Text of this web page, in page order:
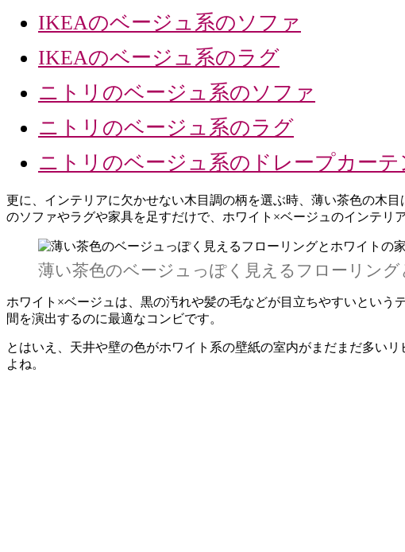
IKEAのベージュ系のソファ
IKEAのベージュ系のラグ
ニトリのベージュ系のソファ
ニトリのベージュ系のラグ
ニトリのベージュ系のドレープカーテ
更に、インテリアに欠かせない木目調の柄を選ぶ時、薄い茶色の木
のソファやラグや家具を足すだけで、ホワイト×ベージュのインテリ
薄い茶色のベージュっぽく見えるフローリン
ホワイト×ベージュは、黒の汚れや髪の毛などが目立ちやすいとい
間を演出するのに最適なコンビです。
とはいえ、天井や壁の色がホワイト系の壁紙の室内がまだまだ多い
よね。